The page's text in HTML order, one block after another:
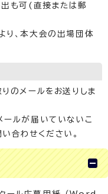
も可(直接または郵
り、本大会の出場団体
のメールをお送りしま
ールが届いていないこ
合わせください。